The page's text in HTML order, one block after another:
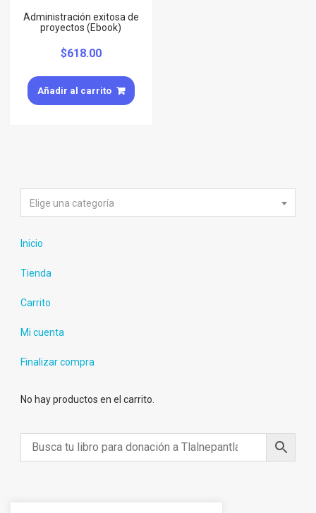
Administración exitosa de
proyectos (Ebook)
$618.00
Añadir al carrito
Elige una categoría
Inicio
Tienda
Carrito
Mi cuenta
Finalizar compra
No hay productos en el carrito.